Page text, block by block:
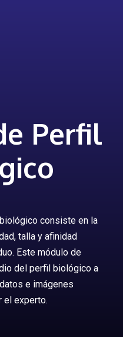
Perfil
consiste en la
talla y afinidad
Este módulo de
del perfil biológico a
e imágenes
el experto.